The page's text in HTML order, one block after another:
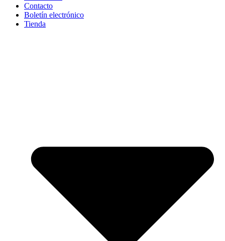
Contacto
Boletín electrónico
Tienda